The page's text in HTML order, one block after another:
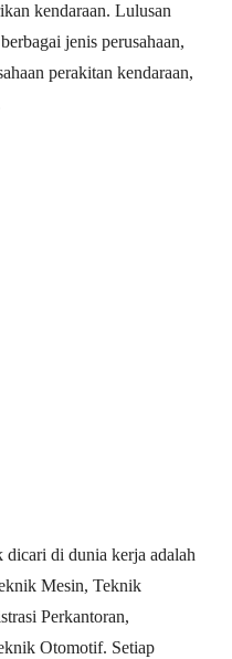
kendaraan. Lulusan
jenis perusahaan,
perakitan kendaraan,
di dunia kerja adalah
Mesin, Teknik
Perkantoran,
Otomotif. Setiap